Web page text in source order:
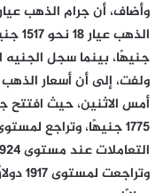
جنيهًا، بينما سجل الجنيه الذهب